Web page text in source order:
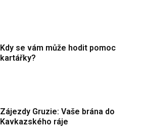
Kdy se vám může hodit pomoc
kartářky?
Zájezdy Gruzie: Vaše brána do
Kavkazského ráje